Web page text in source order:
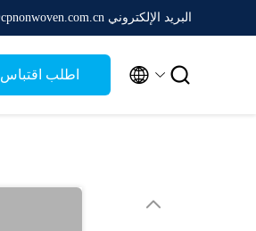
البريد الإلكتروني info@cpnonwoven.com.cn
اطلب اقتباس  